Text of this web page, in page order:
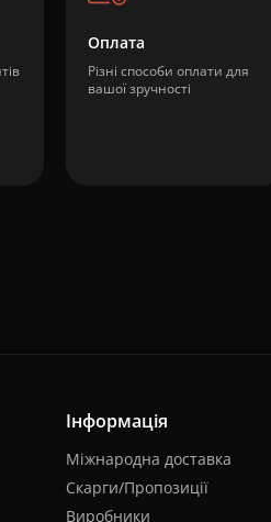
Оплата
Різні способи оплати для
вашої зручності
Інформація
Міжнародна доставка
Скарги/Пропозиції
Виробники